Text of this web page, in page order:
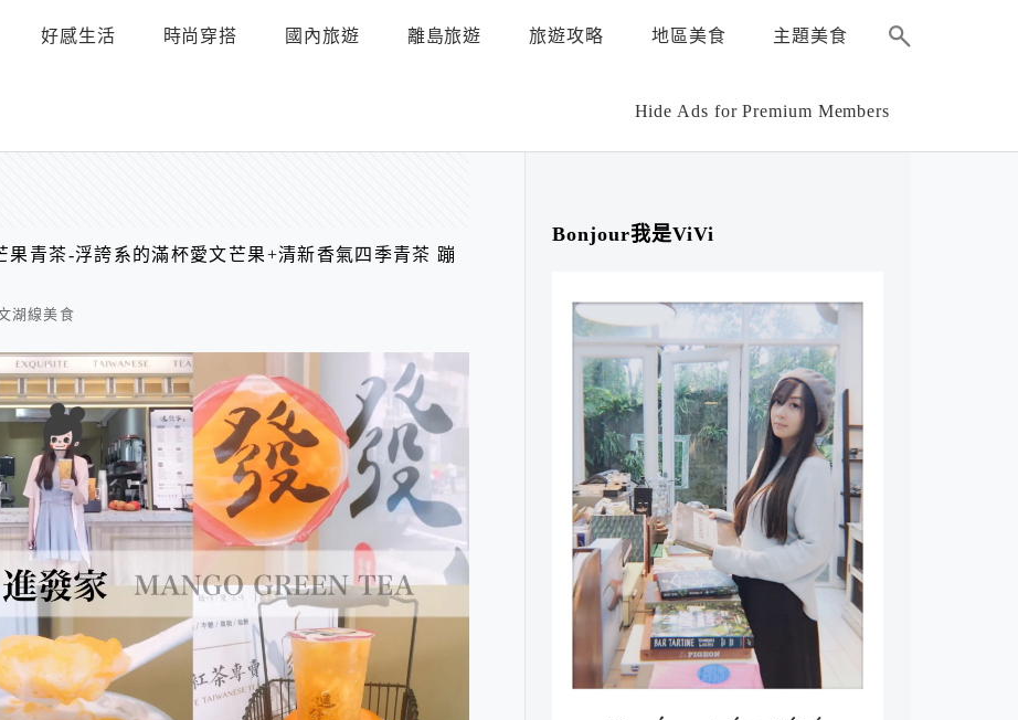
好感生活 時尚穿搭 國內旅遊 離島旅遊 旅遊攻略 地區美食 主題美食
Hide Ads for Premium Members
青茶-浮誇系的滿杯愛文芒果+清新香氣四季青茶 蹦
湖線美食
Bonjour我是ViVi